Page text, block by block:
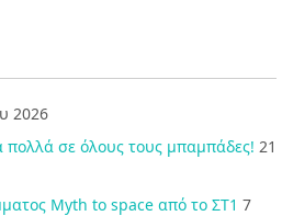
2026
πολλά σε όλους τους μπαμπάδες! 21
Myth to space από το ΣΤ1 7